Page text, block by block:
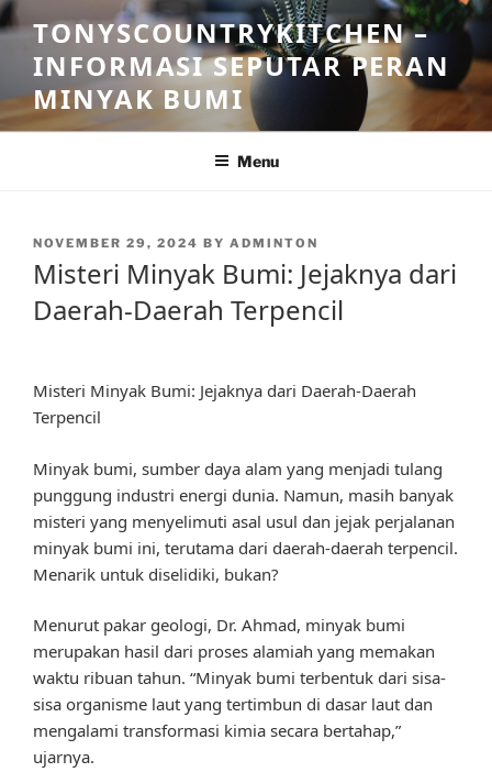
Skip
to
content
TONYSCOUNTRYKITCHEN –
INFORMASI SEPUTAR PERAN
MINYAK BUMI
Menu
POSTED
NOVEMBER 29, 2024 BY ADMINTON
Misteri Minyak Bumi: Jejaknya dari
Daerah-Daerah Terpencil
Misteri Minyak Bumi: Jejaknya dari Daerah-Daerah
Terpencil
Minyak bumi, sumber daya alam yang menjadi tulang
punggung industri energi dunia. Namun, masih banyak
misteri yang menyelimuti asal usul dan jejak perjalanan
minyak bumi ini, terutama dari daerah-daerah terpencil.
Menarik untuk diselidiki, bukan?
Menurut pakar geologi, Dr. Ahmad, minyak bumi
merupakan hasil dari proses alamiah yang memakan
waktu ribuan tahun. “Minyak bumi terbentuk dari sisa-
sisa organisme laut yang tertimbun di dasar laut dan
mengalami transformasi kimia secara bertahap,”
ujarnya.